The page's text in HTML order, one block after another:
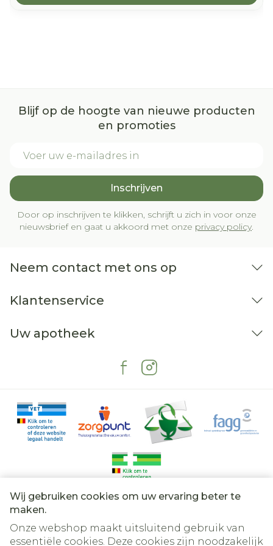
Wij gebruiken cookies om uw ervaring beter te
maken.
Onze webshop maakt uitsluitend gebruik van
essentiële cookies. Deze cookies zijn noodzakelijk
rode huid na 3 weken behandeling.
Blijf op de hoogte van nieuwe producten
en promoties
Inschrijven
Door op inschrijven te klikken, schrijft u zich in voor onze
nieuwsbrief en gaat u akkoord met onze privacy policy.
Neem contact met ons op
Klantenservice
Uw apotheek
Juridische links